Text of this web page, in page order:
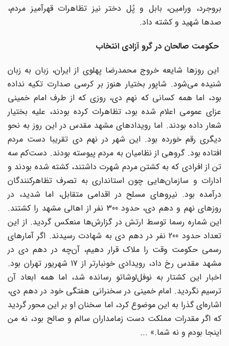
بروجرد، ورامین، بابل و پُل دختر نیز تظاهرات قهرآمیز مردم،
صدها شهید و کشته داد.
حکومت صالحان در گرو آزادی انتخاب
این روزها شایعه خروج محمدرضا پهلوی از ایران، زبان به زبان
شنیده می‌شود. شاپور بختیار هنوز بر کرسی صدارت تکیه نداده
بود، اما همه کسانی که نهم دی، روزی که از طرف امام خمینی
عزای عمومی اعلام شده بود، تظاهرات کرده بودند، علیه بختیار
شعار داده بودند. اما رویدادهای مشهد مقدس در این روز به نحو
دیگری رقم خورده بود. این شهر در نهم دی تقریبا دست مردم
افتاده بود. گروهی از نظامیان به مردم پیوسته بودند. دست‌کم سه
تن از افرادی که به کشتن مردم شهرت داشتند، کشته شده بودند و
ادارات و سازمان‌هایی چون استانداری به تصرف تظاهرکنندگان
درآمده بود. نیروهای مسلح در اقدامی متقابل، اما شدید، در
روزهای نهم و دهم دی‌، حدود 300 نفر از اهالی مشهد را کشتند.
این شماره رسما توسط ارتش در گزارش‌ها منعکس گردید. از این
تعداد حدود 200 نفر در دهم دی به شهادت رسیدند. اگر آمارهای
رسمی حکومت وقت را ملاک قرار دهیم، آن‌چه در دهم دی در
مشهد مقدس رخ داد، رویدادی خونبارتر از 17 شهریور تهران بود.
اخبار این کشتار به نوفل‌لوشاتو رسانده شد، اما همه ابعاد آن
ترسیم نگردید. امام خمینی در سخنرانی هفتگی خود در دهم دی،
اشاره‌ای گذرا به این موضوع کرد، اما سخنان او بر این محور گردید
که اگر مقدرات مملکت دست زمامداران سالم و صالح بود، نه من
اینجا بودم و نه شما.» ...